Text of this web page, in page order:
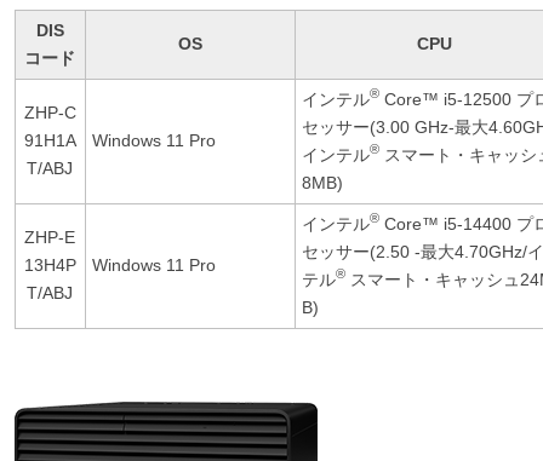
DIS
コード
OS CPU
ZHP-C
91H1A
T/ABJ
Windows 11 Pro
インテル®Core™ i5-12500 プ
セッサー(3.00 GHz-最大
インテル®スマート・キャッシ
8MB)
ZHP-E
13H4P
T/ABJ
Windows 11 Pro
インテル®Core™ i5-14400 プ
セッサー(2.50 -最大4.70GHz/
テル®スマート・キャッシュ
B)